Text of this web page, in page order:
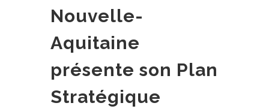
Nouvelle-
Aquitaine
présente son Plan
Stratégique